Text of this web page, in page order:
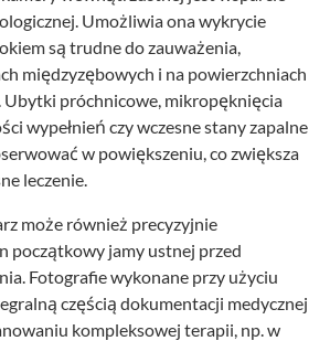
Umożliwia ona wykrycie
są trudne do zauważenia,
międzyzębowych i na powierzchniach
próchnicowe, mikropęknięcia
wypełnień czy wczesne stany zapalne
w powiększeniu, co zwiększa
leczenie.
może również precyzyjnie
początkowy jamy ustnej przed
Fotografie wykonane przy użyciu
częścią dokumentacji medycznej
kompleksowej terapii, np. w